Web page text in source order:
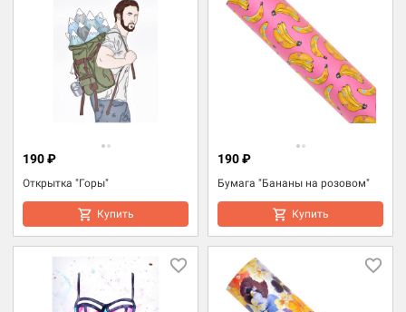
Открытка "Горы"
190 ₽
Купить
Бумага "Бананы на розовом"
190 ₽
Купить